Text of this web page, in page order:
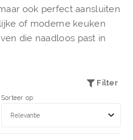
ook perfect aansluiten
of moderne keuken
die naadloos past in
Filter
Sorteer op: